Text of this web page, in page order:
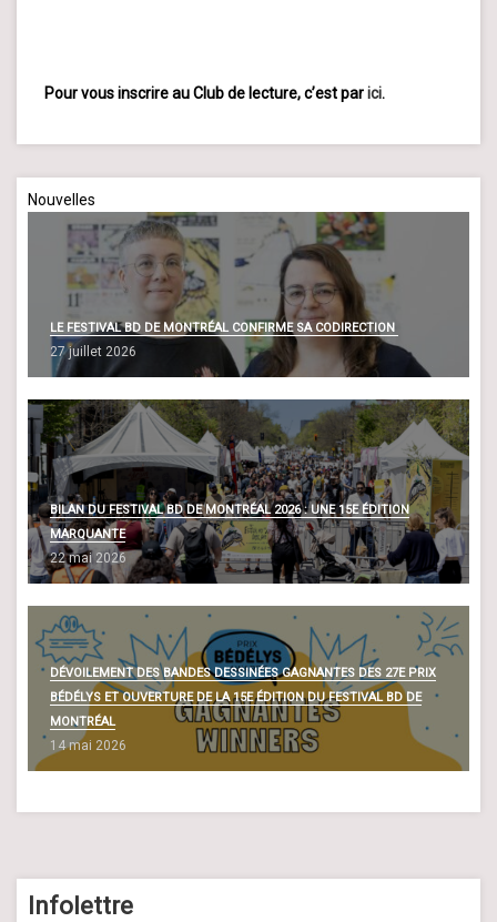
Pour vous inscrire au Club de lecture, c’est parici.
Nouvelles
LE FESTIVAL BD DE MONTRÉAL CONFIRME SA CODIRECTION
27 juillet 2026
BILAN DU FESTIVAL BD DE MONTRÉAL 2026 : UNE 15E ÉDITION
MARQUANTE
22 mai 2026
DÉVOILEMENT DES BANDES DESSINÉES GAGNANTES DES 27E PRIX
BÉDÉLYS ET OUVERTURE DE LA 15E ÉDITION DU FESTIVAL BD DE
MONTRÉAL
14 mai 2026
Infolettre